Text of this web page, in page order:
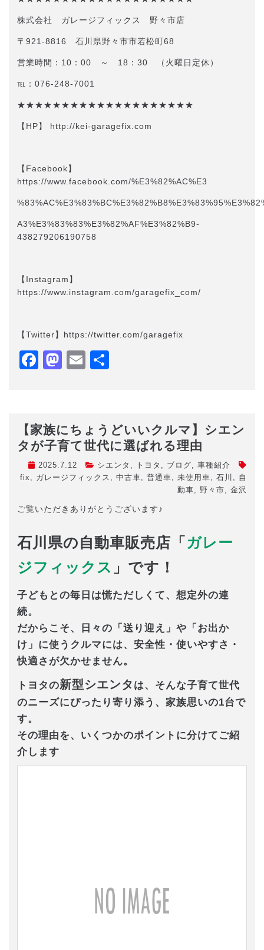
株式会社 ガレージフィックス 野々市店
〒921-8816 石川県野々市市若松町68
営業時間：10：00 ～ 18：30 （火曜日定休）
℡：076-248-7001
★★★★★★★★★★★★★★★★★★★★
【HP】 http://kei-garagefix.com​​
【Facebook】
https://www.facebook.com/%E3%82%AC%E3
A3%E3%83%83%E3%82%AF%E3%82%B9-
438279206190758
【Instagram】
https://www.instagram.com/garagefix_com/
【Twitter】https://twitter.com/garagefix
Facebook
Mastodon
Email
【家族にちょうどいいクルマ】シエン
タが子育て世代に選ばれる理由
2025.7.12 シエンタ , トヨタ , ブログ, 車種紹介
fix , ガレージフィックス , 中古車, 普通車, 未使用車, 石川 , 自
動車, 野々市, 金沢
ご覧いただきありがとうございます♪
石川県の自動車販売店「 ガレー
ジフィックス 」です！
子どもとの毎日は慌ただしくて、想定外の連
続。
だからこそ、日々の「送り迎え」や「お出か
け」に使うクルマには、安全性・使いやすさ・
快適さが欠かせません。
トヨタの新型シエンタ は、そんな子育て世代
のニーズにぴったり寄り添う、家族思いの1台で
す。
その理由を、いくつかのポイントに分けてご紹
介します